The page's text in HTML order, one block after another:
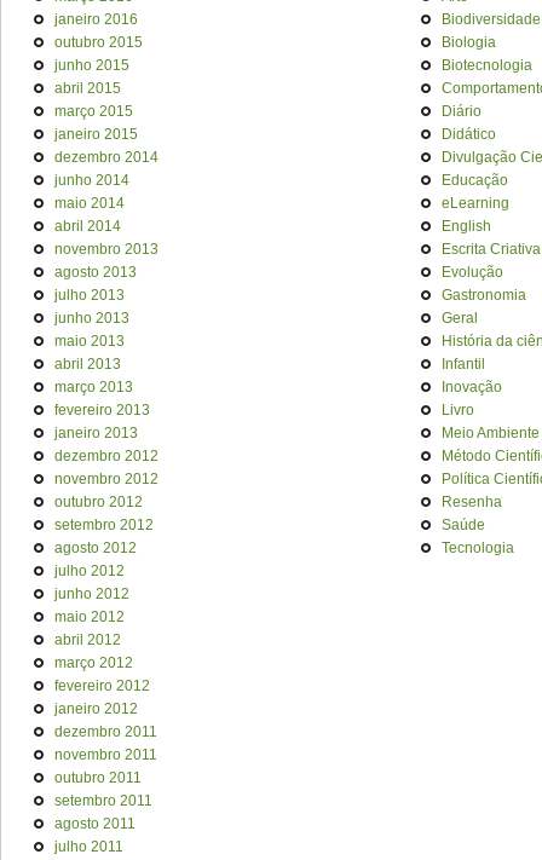
janeiro 2016
outubro 2015
junho 2015
abril 2015
março 2015
janeiro 2015
dezembro 2014
junho 2014
maio 2014
abril 2014
novembro 2013
agosto 2013
julho 2013
junho 2013
maio 2013
abril 2013
março 2013
fevereiro 2013
janeiro 2013
dezembro 2012
novembro 2012
outubro 2012
setembro 2012
agosto 2012
julho 2012
junho 2012
maio 2012
abril 2012
março 2012
fevereiro 2012
janeiro 2012
dezembro 2011
novembro 2011
outubro 2011
setembro 2011
agosto 2011
julho 2011
Biodiversidade
Biologia
Biotecnologia
Diário
Didático
Divulgação
Educação
eLearning
English
Escrita Criativa
Evolução
Gastronomia
Geral
História da
Infantil
Inovação
Livro
Meio Ambiente
Método
Política
Resenha
Saúde
Tecnologia